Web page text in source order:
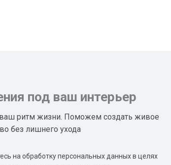
под ваш интерьер
ритм жизни. Поможем создать живое
без лишнего ухода
на обработку персональных данных в целях